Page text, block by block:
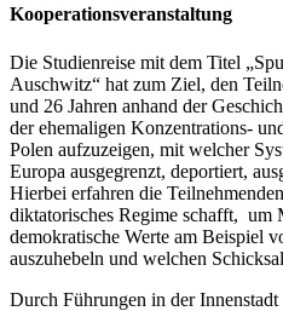
Kooperationsveranstaltung
Die Studienreise mit dem Titel
Auschwitz“ hat zum Ziel, den
und 26 Jahren anhand der
der ehemaligen Konzentrations-
Polen aufzuzeigen, mit welcher
Europa ausgegrenzt, deportiert,
Hierbei erfahren die
diktatorisches Regime schafft, um
demokratische Werte am Beispiel
auszuhebeln und welchen
Durch Führungen in der